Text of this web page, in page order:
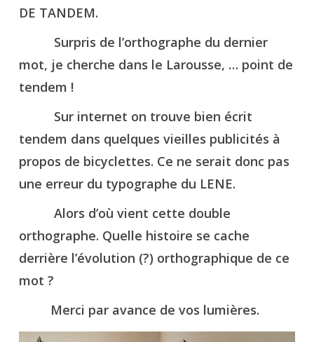
DE TANDEM.
Surpris de l’orthographe du dernier
mot, je cherche dans le Larousse, … point de
tendem !
Sur internet on trouve bien écrit
tendem dans quelques vieilles publicités à
propos de bicyclettes. Ce ne serait donc pas
une erreur du typographe du LENE.
Alors d’où vient cette double
orthographe. Quelle histoire se cache
derrière l’évolution (?) orthographique de ce
mot ?
Merci par avance de vos lumières.